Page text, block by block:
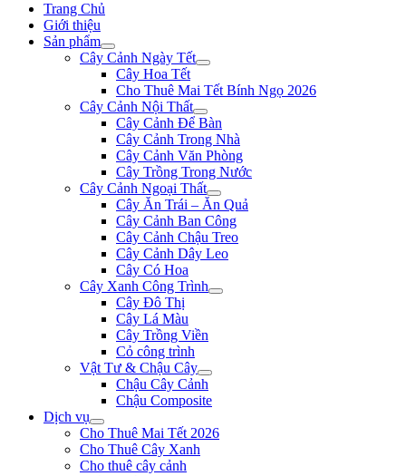
Trang Chủ
Giới thiệu
Sản phẩm
Cây Cảnh Ngày Tết
Cây Hoa Tết
Cho Thuê Mai Tết Bính Ngọ 2026
Cây Cảnh Nội Thất
Cây Cảnh Để Bàn
Cây Cảnh Trong Nhà
Cây Cảnh Văn Phòng
Cây Trồng Trong Nước
Cây Cảnh Ngoại Thất
Cây Ăn Trái – Ăn Quả
Cây Cảnh Ban Công
Cây Cảnh Chậu Treo
Cây Cảnh Dây Leo
Cây Có Hoa
Cây Xanh Công Trình
Cây Đô Thị
Cây Lá Màu
Cây Trồng Viền
Cỏ công trình
Vật Tư & Chậu Cây
Chậu Cây Cảnh
Chậu Composite
Dịch vụ
Cho Thuê Mai Tết 2026
Cho Thuê Cây Xanh
Cho thuê cây cảnh